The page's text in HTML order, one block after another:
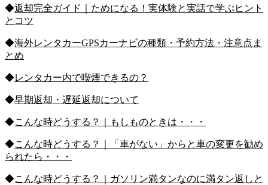
◆返却完全ガイド｜ためになる！実体験と実話で学ぶヒント
とコツ
◆海外レンタカーGPSカーナビの種類・予約方法・注意点ま
とめ
◆レンタカー内で喫煙できるの？
◆早期返却・遅延返却について
◆こんな時どうする？｜もしものときは・・・
◆こんな時どうする？｜「車がない」からと車の変更を勧め
られたら・・・
◆こんな時どうする？｜ガソリン満タンなのに満タン返しと